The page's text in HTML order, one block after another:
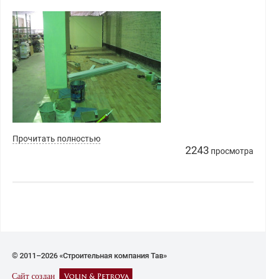
Прочитать полностью
2243 просмотра
© 2011–2026 «Строительная компания Тав»
Сайт создан